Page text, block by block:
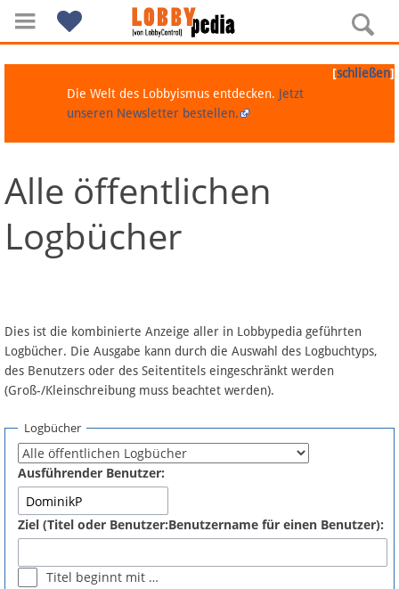
Navigation
Über Lobbypedia
Artikel nach Kategorien
FAQ
Fördermitglied werden
Fehler melden
[schließen]
Die Welt des Lobbyismus entdecken. Jetzt
unseren Newsletter bestellen.
Alle öffentlichen
Logbücher
Dies ist die kombinierte Anzeige aller in Lobbypedia geführten
Logbücher. Die Ausgabe kann durch die Auswahl des Logbuchtyps,
des Benutzers oder des Seitentitels eingeschränkt werden
(Groß-/Kleinschreibung muss beachtet werden).
Logbücher
Ausführender Benutzer:
Ziel (Titel oder Benutzer:Benutzername für einen Benutzer):
Titel beginnt mit …